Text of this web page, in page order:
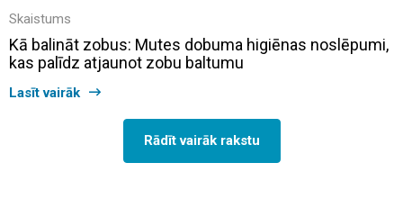
Skaistums
Kā balināt zobus: Mutes dobuma higiēnas noslēpumi,
kas palīdz atjaunot zobu baltumu
Lasīt vairāk
Rādīt vairāk rakstu